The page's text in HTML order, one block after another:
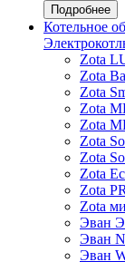
Подробнее
Котельное
Zota
Zota
Zota
Zota
Zota
Zota
Zota
Zota
Zota
Zota
Эван
Эван
Эван